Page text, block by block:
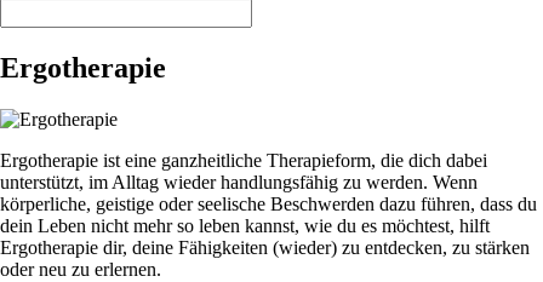
Ergotherapie
Ergotherapie ist eine ganzheitliche Therapieform, die dich dabei
unterstützt, im Alltag wieder handlungsfähig zu werden. Wenn
körperliche, geistige oder seelische Beschwerden dazu führen, dass du
dein Leben nicht mehr so leben kannst, wie du es möchtest, hilft
Ergotherapie dir, deine Fähigkeiten (wieder) zu entdecken, zu stärken
oder neu zu erlernen.